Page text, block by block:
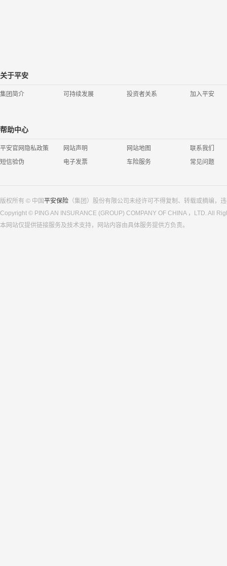
关于平安
集团简介 可持续发展 投资者关系 加入平安
帮助中心
平安官网隐私政策 网站声明 网站地图
联系我们
短信验伪
电子发票 车险服务 常见问题
版权所有 © 中国平安保险 （集团）股份有限公司未经许可不得复制、转载或摘编，
Copyright © PING AN INSURANCE (GROUP) COMPANY OF CHINA ，LTD. All
本网站仅提供链接服务及技术支持，网站内容由具体服务提供方负责。